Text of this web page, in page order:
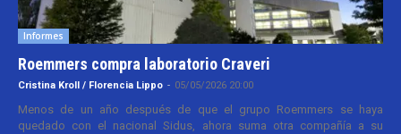
Informes
Roemmers compra laboratorio Craveri
Cristina Kroll / Florencia Lippo - 05/05/2026 20:00
Menos de un año después de que el grupo Roemmers se haya
quedado con el nacional Sidus, ahora suma otra compañía a su